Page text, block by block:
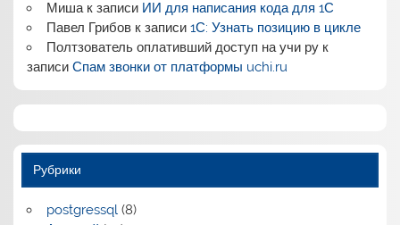
Мишак записи ИИ для написания кода для 1С
Павел Грибовк записи 1С: Узнать позицию в цикле
Полтзователь оплативший доступ на учи рук
записиСпам звонки от платформы uchi.ru
Рубрики
postgressql(8)